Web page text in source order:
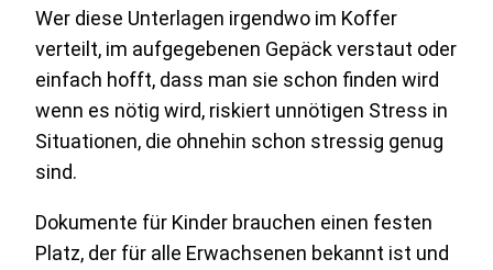
Wer diese Unterlagen irgendwo im Koffer
verteilt, im aufgegebenen Gepäck verstaut oder
einfach hofft, dass man sie schon finden wird
wenn es nötig wird, riskiert unnötigen Stress in
Situationen, die ohnehin schon stressig genug
sind.
Dokumente für Kinder brauchen einen festen
Platz, der für alle Erwachsenen bekannt ist und